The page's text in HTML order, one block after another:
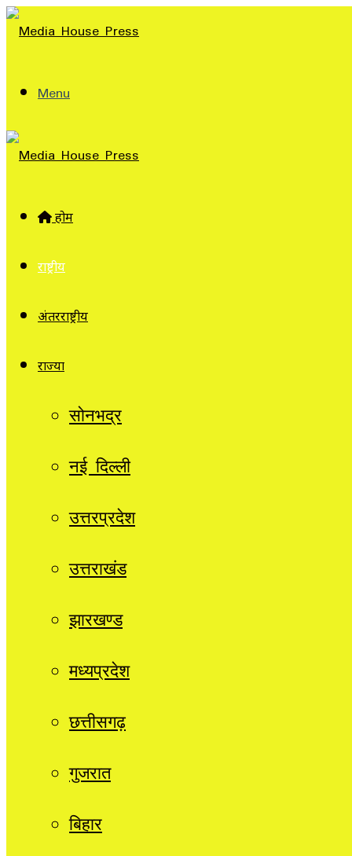
Menu
होम
राष्ट्रीय
अंतरराष्ट्रीय
राज्यों
सोनभद्र
नई दिल्ली
उत्तरप्रदेश
उत्तराखंड
झारखण्ड
मध्यप्रदेश
छत्तीसगढ़
गुजरात
बिहार